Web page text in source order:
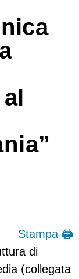
Stampa 🖨
di
(collegata